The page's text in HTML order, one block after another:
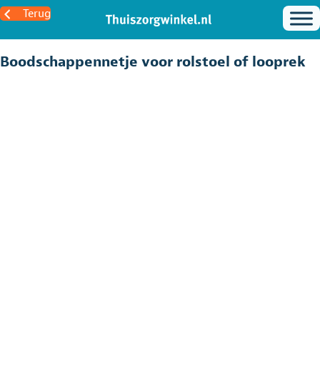
Terug
Boodschappennetje voor rolstoel of looprek